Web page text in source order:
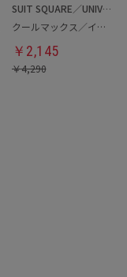
SUIT SQUARE／UNIVERSAL LANGUAGE
クールマックス／イージーケアドレスシャツ
￥ 2,145
￥4,290